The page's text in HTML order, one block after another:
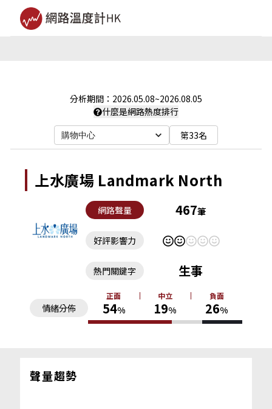
分析期間： 2026.05.08~2026.08.05
什麼是網路熱度排行
購物中心 第33名
上水廣場 Landmark North
網路聲量 467筆
好評影響力
情緒分佈
正面
54%
中立
19%
負面
26%
熱門關鍵字 生事
聲量趨勢